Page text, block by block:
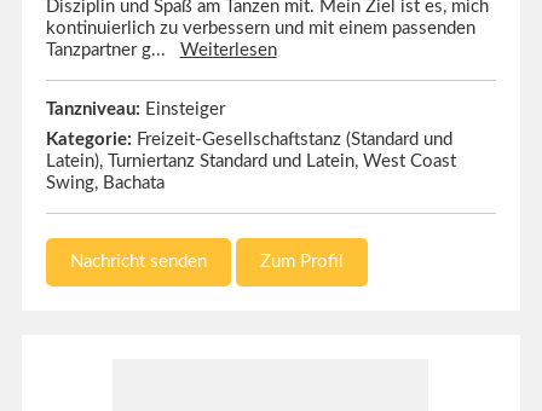
Disziplin und Spaß am Tanzen mit. Mein Ziel ist es, mich
kontinuierlich zu verbessern und mit einem passenden
Tanzpartner g... Weiterlesen
Tanzniveau: Einsteiger
Kategorie: Freizeit-Gesellschaftstanz (Standard und
Latein), Turniertanz Standard und Latein, West Coast
Swing, Bachata
Nachricht senden Zum Profil